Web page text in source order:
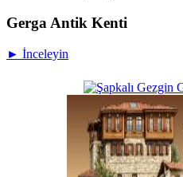
Gerga Antik Kenti
► İnceleyin